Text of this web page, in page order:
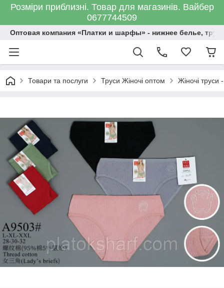
Розміри приблизні. Товар для магазинів. Вайбер
0677744509
Оптовая компания «Платки и шарфы» - нижнее белье,
Товари та послуги Труси Жіночі оптом Жіночі труси